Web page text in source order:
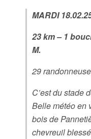
MARDI
23 km – 1
M.
29
C’est du stade
Belle météo en
bois de
chevreuil